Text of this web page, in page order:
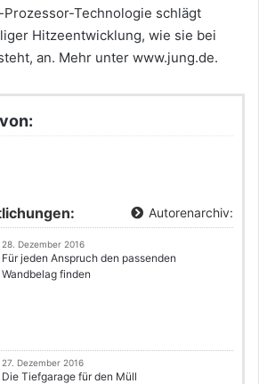
Technologie schlägt
Hitzeentwicklung, wie sie bei
an. Mehr unter www.jung.de.
Autorenarchiv:
28. Dezember 2016
Für jeden Anspruch den passenden
Wandbelag finden
27. Dezember 2016
Die Tiefgarage für den Müll